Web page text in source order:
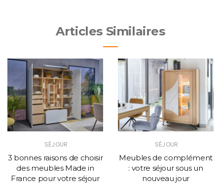
Articles Similaires
SÉJOUR
3 bonnes raisons de choisir
des meubles Made in
France pour votre séjour
SÉJOUR
Meubles de complément
: votre séjour sous un
nouveau jour